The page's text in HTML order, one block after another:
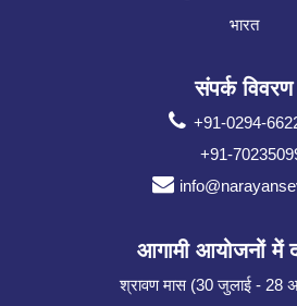
भारत
संपर्क विवरण
+91-0294-
+91-
आगामी आयोजनों में
श्रावण मास (30 जुलाई - 28